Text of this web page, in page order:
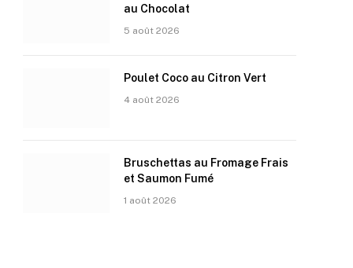
au Chocolat
5 août 2026
Poulet Coco au Citron Vert
4 août 2026
Bruschettas au Fromage Frais
et Saumon Fumé
1 août 2026